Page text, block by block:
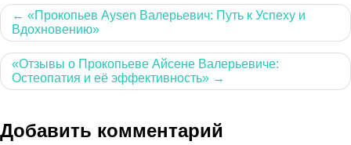
Навигация
по
записям
«Прокопьев Аysen Валерьевич: Путь к Успеху и
Вдохновению»
«Отзывы о Прокопьеве Айсене Валерьевиче:
Остеопатия и её эффективность»
Добавить комментарий